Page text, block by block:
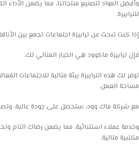
وأفضل المواد لتصنيع منتجاتنا، مما يضمن الأداء
للترابيزة.
إذا كنت تبحث عن ترابيزة اجتماعات تجمع بين
فإن ترابيزة ماكوود هي الخيار المثالي لك.
توفر لك هذه الترابيزة بيئة مثالية للاجتماعات
مساحة العمل.
مع شركة ماك وود، ستحصل على جودة عالية،
وخدمة عملاء استثنائية، مما يضمن رضاك التام
مكتبية مثالية.